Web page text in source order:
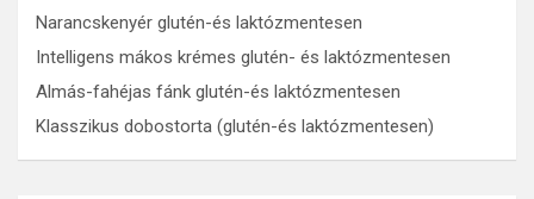
Narancskenyér glutén-és laktózmentesen
Intelligens mákos krémes glutén- és laktózmentesen
Almás-fahéjas fánk glutén-és laktózmentesen
Klasszikus dobostorta (glutén-és laktózmentesen)